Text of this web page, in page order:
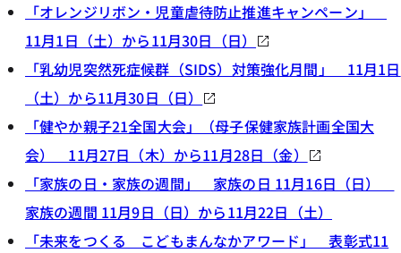
「オレンジリボン・児童虐待防止推進キャンペーン」
11月1日（土）から11月30日（日）
「乳幼児突然死症候群（SIDS）対策強化月間」 11月1日
（土）から11月30日（日）
「健やか親子21全国大会」（母子保健家族計画全国大
会） 11月27日（木）から11月28日（金）
「家族の日・家族の週間」 家族の日 11月16日（日）
家族の週間 11月9日（日）から11月22日（土）
「未来をつくる こどもまんなかアワード」 表彰式11